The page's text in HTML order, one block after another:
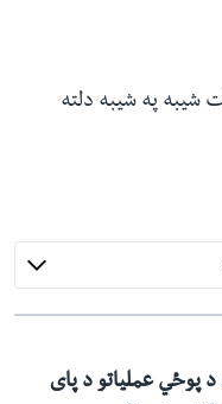
شیبه په شیبه دلته
پوځي عملیاتو د پای